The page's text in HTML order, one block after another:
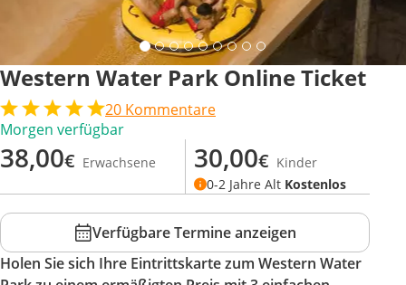
Western Water Park Online Ticket
20 Kommentare
Morgen verfügbar
38,00€ Erwachsene 30,00€ Kinder
0-2 Jahre Alt Kostenlos
Verfügbare Termine anzeigen
Holen Sie sich Ihre Eintrittskarte zum Western Water